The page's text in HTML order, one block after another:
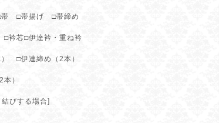
□帯揚げ □帯締め
芯□伊達衿・重ね衿
□伊達締め（2本）
）
びする場合]